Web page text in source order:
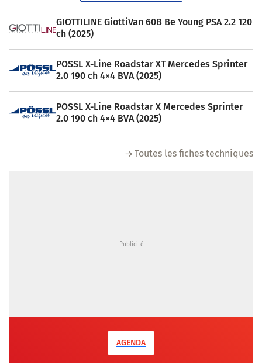
GIOTTILINE GiottiVan 60B Be Young PSA 2.2 120
ch (2025)
POSSL X-Line Roadstar XT Mercedes Sprinter
2.0 190 ch 4×4 BVA (2025)
POSSL X-Line Roadstar X Mercedes Sprinter
2.0 190 ch 4×4 BVA (2025)
Toutes les fiches techniques
AGENDA